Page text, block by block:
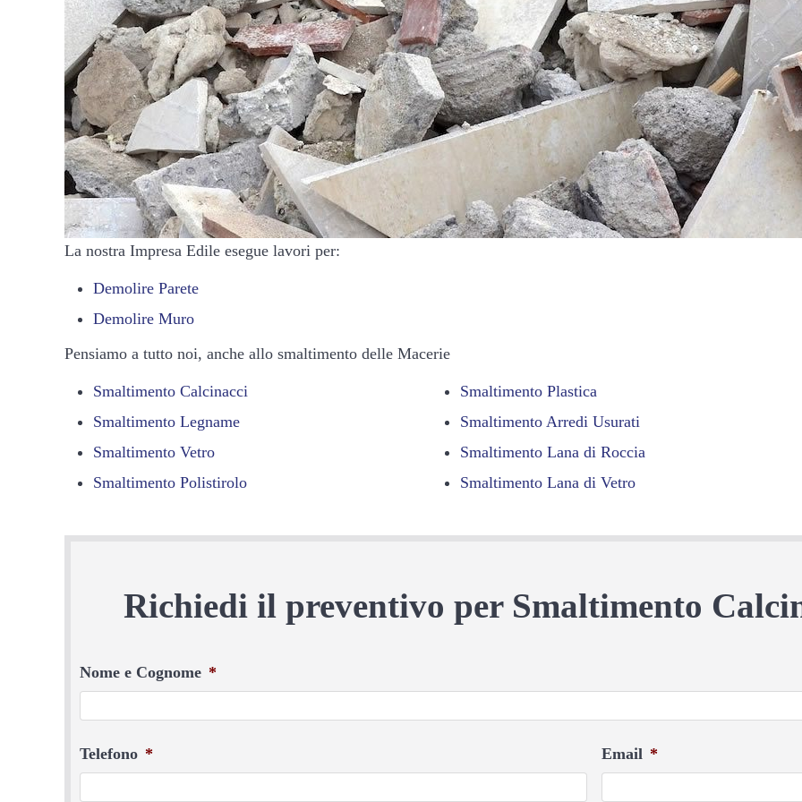
La nostra Impresa Edile esegue lavori per:
Demolire Parete
Demolire Muro
Pensiamo a tutto noi, anche allo smaltimento delle Macerie
Smaltimento Calcinacci
Smaltimento Legname
Smaltimento Vetro
Smaltimento Polistirolo
Smaltimento Plastica
Smaltimento Arredi Usurati
Smaltimento Lana di Roccia
Smaltimento Lana di Vetro
Richiedi il preventivo per Smaltimento
Nome e Cognome *
Telefono * Email *